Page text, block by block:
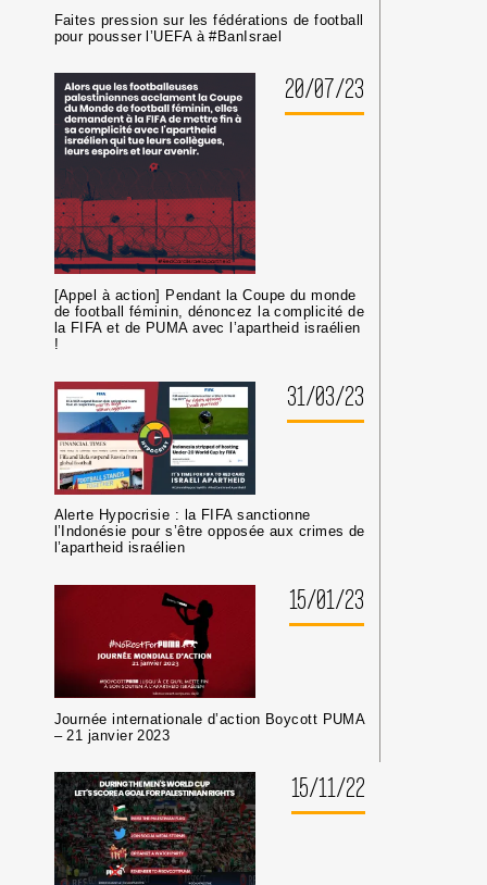
MILIEUX
CULTURELS
Faites pression sur les fédérations de football
pour pousser l’UEFA à #BanIsrael
20/07/23
[Appel à action] Pendant la Coupe du monde
de football féminin, dénoncez la complicité de
la FIFA et de PUMA avec l’apartheid israélien
!
31/03/23
Alerte Hypocrisie : la FIFA sanctionne
l’Indonésie pour s’être opposée aux crimes de
l’apartheid israélien
15/01/23
Journée internationale d’action Boycott PUMA
– 21 janvier 2023
15/11/22